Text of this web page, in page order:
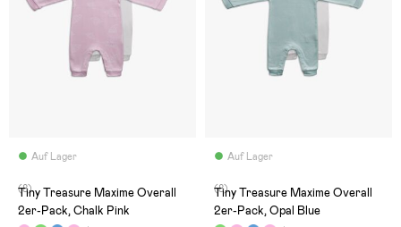
Auf Lager
(8)
Tiny Treasure Maxime Overall
2er-Pack, Chalk Pink
Auf Lager
(8)
Tiny Treasure Maxime Overall
2er-Pack, Opal Blue